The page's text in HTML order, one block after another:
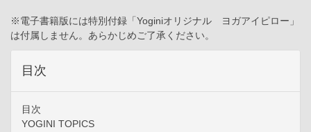
※電子書籍版には特別付録「Yoginiオリジナル ヨガアイピロー」
は付属しません。あらかじめご了承ください。
目次
目次
YOGINI TOPICS